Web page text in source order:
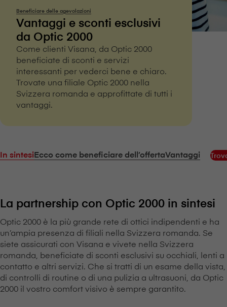
Beneficiare delle agevolazioni
Vantaggi e sconti esclusivi
da Optic 2000
Come clienti V⁠i⁠s⁠a⁠n⁠a, da Optic 2000
beneficiate di sconti e servizi
interessanti per vederci bene e chiaro.
Trovate una filiale Optic 2000 nella
Svizzera romanda e approfittate di tutti i
vantaggi.
In sintesiEcco come beneficiare dell’offertaVantaggi
La partnership con Optic 2000 in sintesi
Optic 2000 è la più grande rete di ottici indipendenti e ha
un’ampia presenza di filiali nella Svizzera romanda. Se
siete assicurati con V⁠i⁠s⁠a⁠n⁠a e vivete nella Svizzera
romanda, beneficiate di sconti esclusivi su occhiali, lenti a
contatto e altri servizi. Che si tratti di un esame della vista,
di controlli di routine o di una pulizia a ultrasuoni, da Optic
2000 il vostro comfort visivo è sempre garantito.